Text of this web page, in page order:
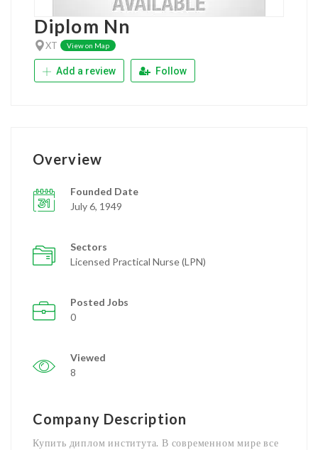
Diplom Nn
XT View on Map
Add a review Follow
Overview
Founded Date
July 6, 1949
Sectors
Licensed Practical Nurse (LPN)
Posted Jobs
0
Viewed
8
Company Description
Купить диплом института. В современном мире все